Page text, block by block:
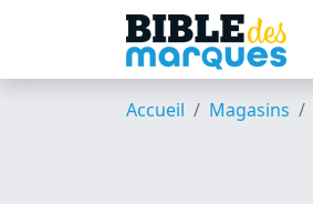
Accueil Magasins